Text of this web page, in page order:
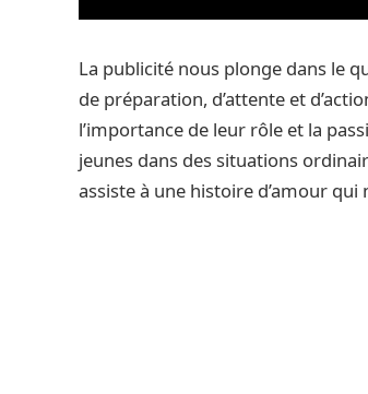
La publicité nous plonge dans le
de préparation, d’attente et
l’importance de leur rôle et la
jeunes dans des situations
assiste à une histoire d’amour